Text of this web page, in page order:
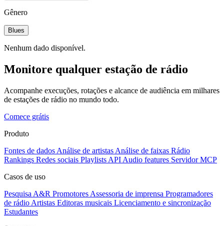
Gênero
Blues
Nenhum dado disponível.
Monitore qualquer estação de rádio
Acompanhe execuções, rotações e alcance de audiência em milhares
de estações de rádio no mundo todo.
Comece grátis
Produto
Fontes de dados Análise de artistas Análise de faixas Rádio
Rankings Redes sociais Playlists API Audio features Servidor MCP
Casos de uso
Pesquisa A&R Promotores Assessoria de imprensa Programadores
de rádio Artistas Editoras musicais Licenciamento e sincronização
Estudantes